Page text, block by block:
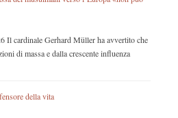
Il cardinale Gerhard Müller ha avvertito che
di massa e dalla crescente influenza
della vita